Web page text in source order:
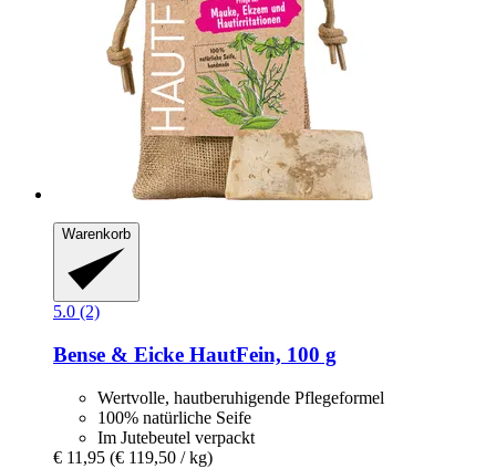
Warenkorb
5.0 (2)
Bense & Eicke HautFein, 100 g
Wertvolle, hautberuhigende Pflegeformel
100% natürliche Seife
Im Jutebeutel verpackt
€ 11,95 (€ 119,50 / kg)